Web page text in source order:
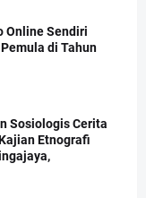
Online Sendiri
di Tahun
Sosiologis Cerita
Etnografi